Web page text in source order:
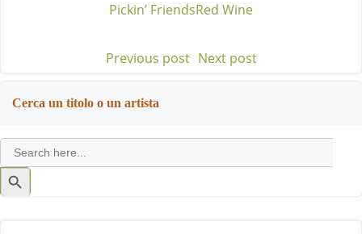
Pickin’ FriendsRed Wine
Post
navigation
Previous post Post
Next post
Cerca un titolo o un artista
Search
for:
Search
Button